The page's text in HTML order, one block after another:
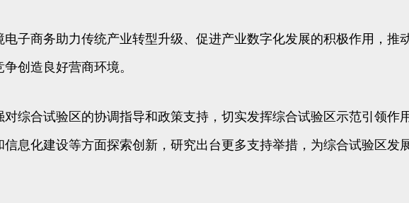
子商务助力传统产业转型升级、促进产业数字化发展的积极作用，推
创造良好营商环境。
综合试验区的协调指导和政策支持，切实发挥综合试验区示范引领
息化建设等方面探索创新，研究出台更多支持举措，为综合试验区发